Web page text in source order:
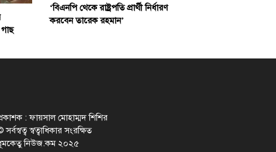
‘বিএনপি থেকে রাষ্ট্রপতি প্রার্থী নির্ধারণ
করবেন তারেক রহমান’
: ফায়সাল মোহাম্মদ শিশির
সর্বস্বত্ব স্বত্বাধিকার সংরক্ষিত
নিউজ.কম ২০২৫